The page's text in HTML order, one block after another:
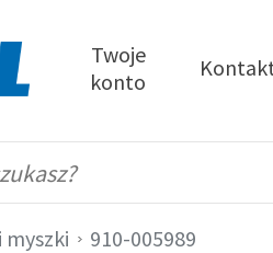
Twoje
konto
myszki 910-005989